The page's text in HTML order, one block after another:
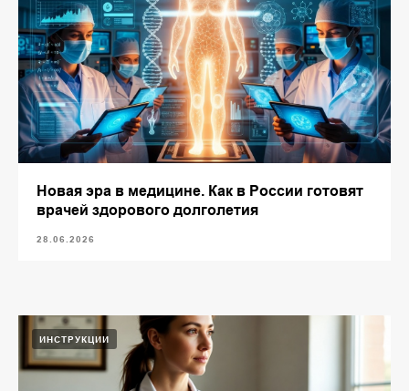
Новая эра в медицине. Как в России готовят
врачей здорового долголетия
28.06.2026
ИНСТРУКЦИИ